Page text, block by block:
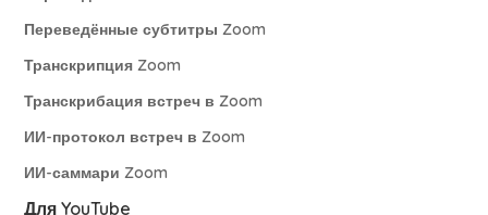
Переведённые субтитры Zoom
Транскрипция Zoom
Транскрибация встреч в Zoom
ИИ-протокол встреч в Zoom
ИИ-саммари Zoom
Для YouTube